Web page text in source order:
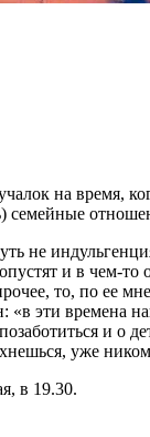
на время,
и в чем-
то, по
«в эти
и о
уже
в 19.30.